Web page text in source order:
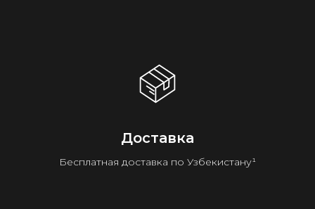
Доставка
Бесплатная доставка по Узбекистану¹